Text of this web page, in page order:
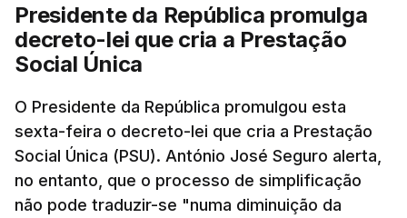
Presidente da República promulga
decreto-lei que cria a Prestação
Social Única
O Presidente da República promulgou esta
sexta-feira o decreto-lei que cria a Prestação
Social Única (PSU). António José Seguro alerta,
no entanto, que o processo de simplificação
não pode traduzir-se "numa diminuição da